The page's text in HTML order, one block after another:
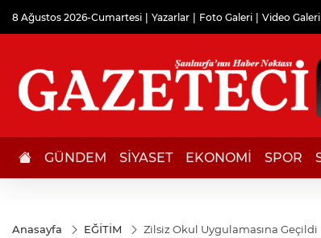
8 Ağustos 2026-Cumartesi Yazarlar Foto Galeri Video Galeri
GÜNDEM SİYASET EKONOMİ SPOR
Anasayfa EĞİTİM Zilsiz Okul Uygulamasına Geçildi